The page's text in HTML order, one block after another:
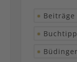
Beiträge